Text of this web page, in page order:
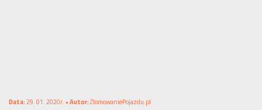
Data:29. 01. 2020r. •Autor:ZlomowaniePojazdu.pl